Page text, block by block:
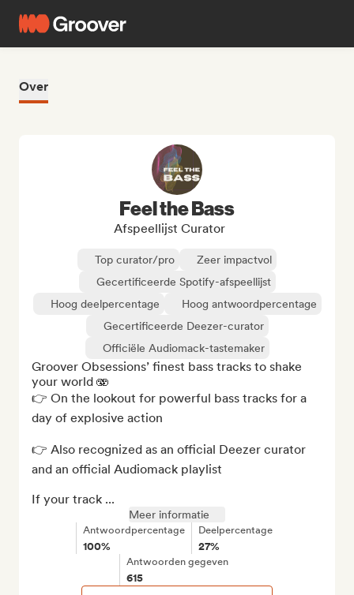
Over
Feel the Bass
Afspeellijst Curator
Top curator/pro
Zeer impactvol
Gecertificeerde Spotify-afspeellijst
Hoog deelpercentage
Hoog antwoordpercentage
Gecertificeerde Deezer-curator
Officiële Audiomack-tastemaker
Groover Obsessions’ finest bass tracks to shake
your world 🫨
👉 On the lookout for powerful bass tracks for a
day of explosive action
👉 Also recognized as an official Deezer curator
and an official Audiomack playlist
If your track ...
Meer informatie
Antwoordpercentage
100%
Deelpercentage
27%
Antwoorden gegeven
615